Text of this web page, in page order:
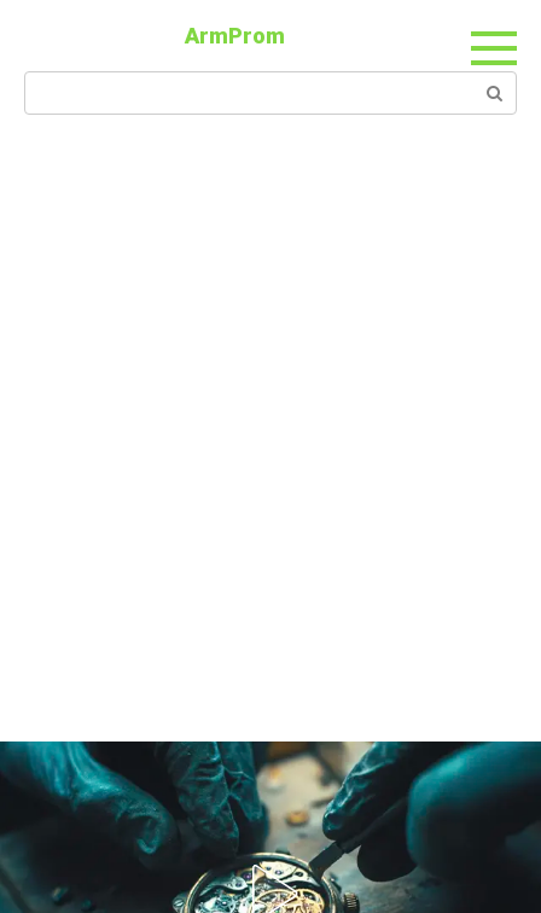
ArmProm